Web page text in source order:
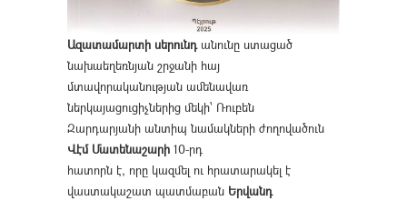
Ազատամարտի սերունդանունը ստացած
նախաեղեռնյան շրջանի հայ
մտավորականության ամենավառ
ներկայացուցիչներից մեկի՝ Ռուբեն
Զարդարյանի անտիպ նամակների ժողովածուն
Վէմ Մատենաշարի 10-րդ
հատորն է, որը կազմել ու հրատարակել է
վաստակաշատ պատմաբան Երվանդ